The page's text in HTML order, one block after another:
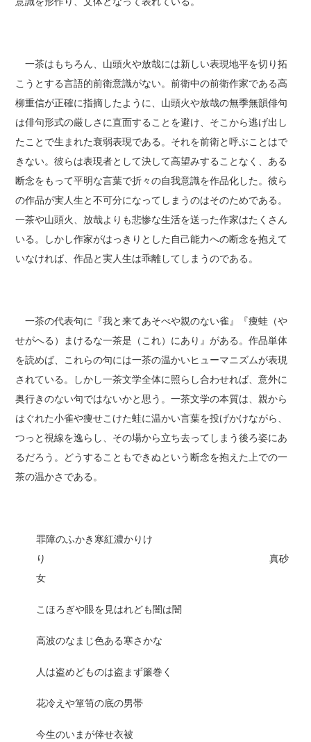
一茶はもちろん、山頭火や放哉には新しい表現地平を切り拓
こうとする言語的前衛意識がない。前衛中の前衛作家である高
柳重信が正確に指摘したように、山頭火や放哉の無季無韻俳句
は俳句形式の厳しさに直面することを避け、そこから逃げ出し
たことで生まれた衰弱表現である。それを前衛と呼ぶことはで
きない。彼らは表現者として決して高望みすることなく、ある
断念をもって平明な言葉で折々の自我意識を作品化した。彼ら
の作品が実人生と不可分になってしまうのはそのためである。
一茶や山頭火、放哉よりも悲惨な生活を送った作家はたくさん
いる。しかし作家がはっきりとした自己能力への断念を抱えて
いなければ、作品と実人生は乖離してしまうのである。
一茶の代表句に『我と来てあそべや親のない雀』『痩蛙（や
せがへる）まけるな一茶是（これ）にあり』がある。作品単体
を読めば、これらの句には一茶の温かいヒューマニズムが表現
されている。しかし一茶文学全体に照らし合わせれば、意外に
奥行きのない句ではないかと思う。一茶文学の本質は、親から
はぐれた小雀や痩せこけた蛙に温かい言葉を投げかけながら、
つっと視線を逸らし、その場から立ち去ってしまう後ろ姿にあ
るだろう。どうすることもできぬという断念を抱えた上での一
茶の温かさである。
罪障のふかき寒紅濃かりけ
り 真砂
女
こほろぎや眼を見はれども闇は闇
高波のなまじ色ある寒さかな
人は盗めどものは盗まず簾巻く
花冷えや箪笥の底の男帯
今生のいまが倖せ衣被